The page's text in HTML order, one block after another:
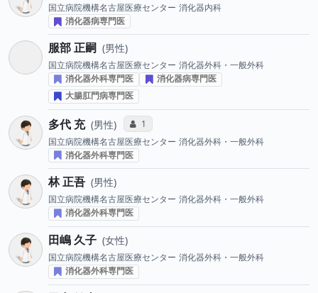
国立病院機構名古屋医療センター 消化器内科
消化器病専門医
服部 正嗣 男性
国立病院機構名古屋医療センター 消化器外科・一般外科
消化器外科専門医
消化器病専門医
大腸肛門病専門医
多代 充 男性 コミュニケーション・タイプ投票数
1
国立病院機構名古屋医療センター 消化器外科・一般外科
消化器外科専門医
林 正吾 男性
国立病院機構名古屋医療センター 消化器外科・一般外科
消化器外科専門医
田嶋 久子 女性
国立病院機構名古屋医療センター 消化器外科・一般外科
消化器外科専門医